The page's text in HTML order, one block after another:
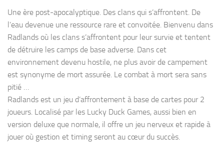
Une ère post-apocalyptique. Des clans qui s’affrontent. De
l’eau devenue une ressource rare et convoitée. Bienvenu dans
Radlands où les clans s’affrontent pour leur survie et tentent
de détruire les camps de base adverse. Dans cet
environnement devenu hostile, ne plus avoir de campement
est synonyme de mort assurée. Le combat à mort sera sans
pitié …
Radlands est un jeu d’affrontement à base de cartes pour 2
joueurs. Localisé par les Lucky Duck Games, aussi bien en
version deluxe que normale, il offre un jeu nerveux et rapide à
jouer où gestion et timing seront au cœur du succès.